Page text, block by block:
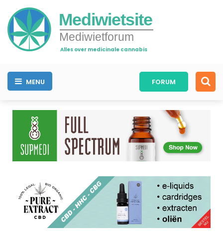
Mediwietsite
Mediwietforum
Alles over medicinale cannabis
MENU FORUM